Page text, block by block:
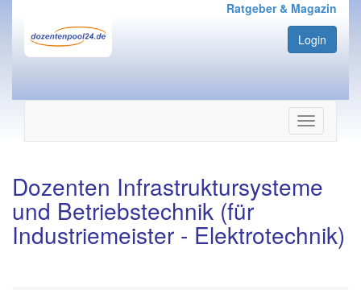
Ratgeber & Magazin
Login
Navigation
ein-/
Dozenten Infrastruktursysteme
und Betriebstechnik (für
Industriemeister - Elektrotechnik)